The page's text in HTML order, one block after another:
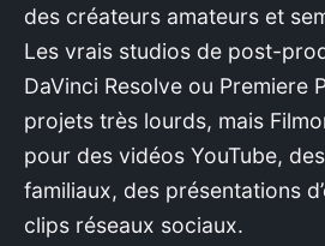
des créateurs amateurs et
Les vrais studios de post-
DaVinci Resolve ou Premiere
projets très lourds, mais
pour des vidéos YouTube,
familiaux, des présentations
clips réseaux sociaux.